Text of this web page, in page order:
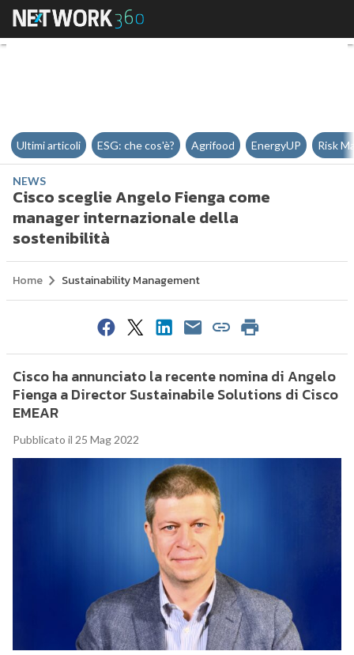
Cisco sceglie Angelo Fienga
Ultimi articoli ESG: che cos'è? Agrifood EnergyUP Risk
NEWS
Cisco sceglie Angelo Fienga come
manager internazionale della
sostenibilità
Home Sustainability Management
Cisco ha annunciato la recente nomina di Angelo
Fienga a Director Sustainabile Solutions di Cisco
EMEAR
Pubblicato il 25 Mag 2022